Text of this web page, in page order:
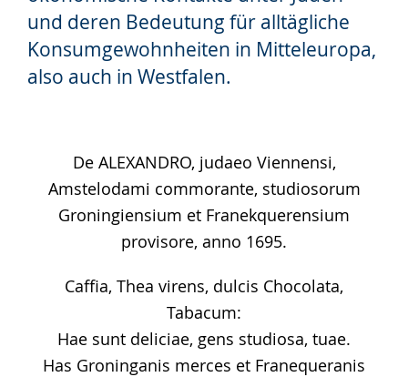
und deren Bedeutung für alltägliche
Konsumgewohnheiten in Mitteleuropa,
also auch in Westfalen.
De ALEXANDRO, judaeo Viennensi,
Amstelodami commorante, studiosorum
Groningiensium et Franekquerensium
provisore, anno 1695.
Caffia, Thea virens, dulcis Chocolata,
Tabacum:
Hae sunt deliciae, gens studiosa, tuae.
Has Groninganis merces et Franequeranis